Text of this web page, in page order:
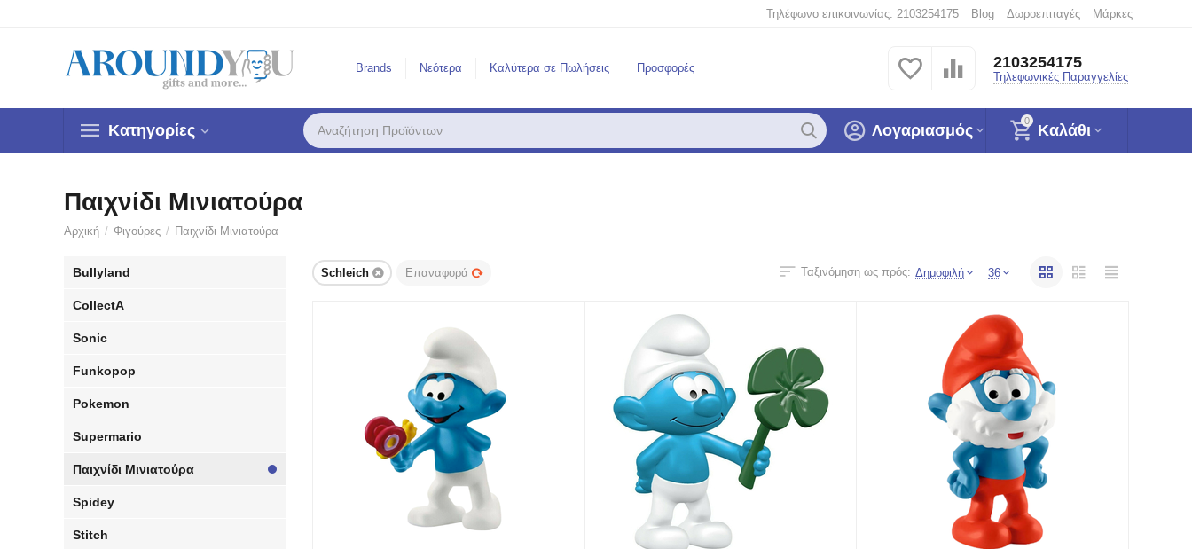
Τηλέφωνο επικοινωνίας: 2103254175 Blog Δωροεπιταγές Μάρκες
Brands Νεότερα Καλύτερα σε Πωλήσεις Προσφορές 2103254175
Τηλεφωνικές Παραγγελίες
Κατηγορίες
0
Καλάθι
Λογαριασμός
Παιχνίδι Μινιατούρα
Αρχική / Φιγούρες / Παιχνίδι Μινιατούρα
Schleich Επαναφορά Ταξινόμηση ως πρός: Δημοφιλή 36
Bullyland
CollectA
Sonic
Funkopop
Pokemon
Supermario
Παιχνίδι Μινιατούρα
Spidey
Stitch